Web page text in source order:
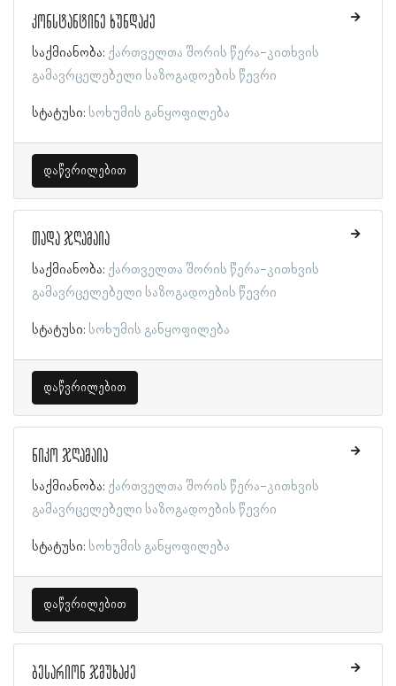
კონსტანტინე ხუნდაძე
საქმიანობა: ქართველთა შორის წერა-კითხვის
გამავრცელებელი საზოგადოების წევრი
სტატუსი: სოხუმის განყოფილება
დაწვრილებით
თადა ჯღამაია
საქმიანობა: ქართველთა შორის წერა-კითხვის
გამავრცელებელი საზოგადოების წევრი
სტატუსი: სოხუმის განყოფილება
დაწვრილებით
ნიკო ჯღამაია
საქმიანობა: ქართველთა შორის წერა-კითხვის
გამავრცელებელი საზოგადოების წევრი
სტატუსი: სოხუმის განყოფილება
დაწვრილებით
ბესარიონ ჯმუხაძე